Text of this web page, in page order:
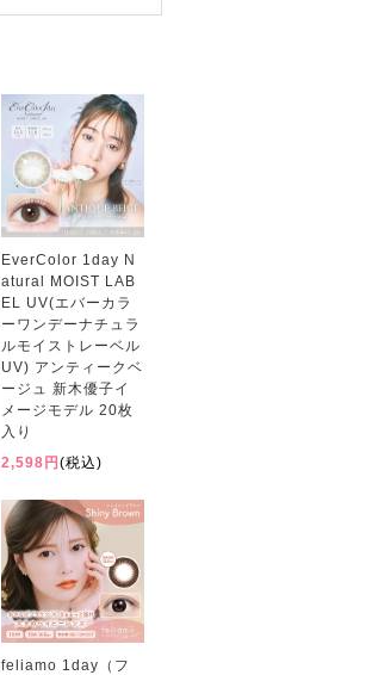
EverColor 1day N
atural MOIST LAB
EL UV(エバーカラ
ーワンデーナチュラ
ルモイストレーベル
UV) アンティークベ
ージュ 新木優子イ
メージモデル 20枚
入り
2,598円(税込)
feliamo 1day（フ